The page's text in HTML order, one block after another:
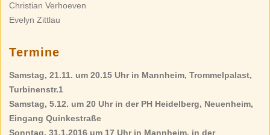
Christian Verhoeven
Evelyn Zittlau
Termine
Samstag, 21.11. um 20.15 Uhr in Mannheim, Trommelpalast,
Turbinenstr.1
Samstag, 5.12. um 20 Uhr in der PH Heidelberg, Neuenheim,
Eingang Quinkestraße
Sonntag, 31.1.2016 um 17 Uhr in Mannheim, in der